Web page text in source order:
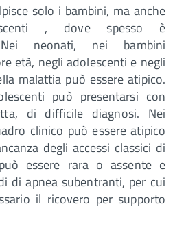
solo i bambini, ma anche
, dove spesso è
neonati, nei bambini
età, negli adolescenti e negli
malattia può essere atipico.
può presentarsi con
di difficile diagnosi. Nei
clinico può essere atipico
degli accessi classici di
essere rara o assente e
di apnea subentranti, per cui
il ricovero per supporto